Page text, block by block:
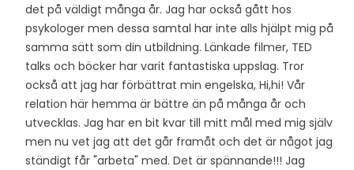
det på väldigt många år. Jag har också gått hos
psykologer men dessa samtal har inte alls hjälpt mig på
samma sätt som din utbildning. Länkade filmer, TED
talks och böcker har varit fantastiska uppslag. Tror
också att jag har förbättrat min engelska, Hi,hi! Vår
relation här hemma är bättre än på många år och
utvecklas. Jag har en bit kvar till mitt mål med mig själv
men nu vet jag att det går framåt och det är något jag
ständigt får "arbeta" med. Det är spännande!!! Jag